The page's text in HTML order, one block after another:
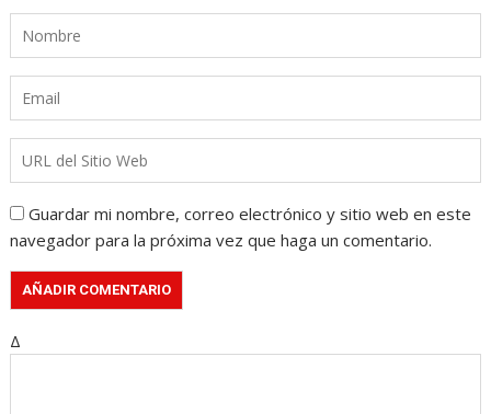
Guardar mi nombre, correo electrónico y sitio web en este
navegador para la próxima vez que haga un comentario.
Δ